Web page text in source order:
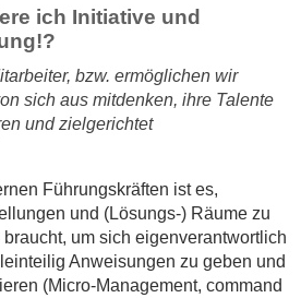
ich Initiative und
bzw. ermöglichen wir
sich aus mitdenken, ihre Talente
und zielgerichtet
Führungskräften ist es,
und (Lösungs-) Räume zu
um sich eigenverantwortlich
Anweisungen zu geben und
(Micro-Management, command